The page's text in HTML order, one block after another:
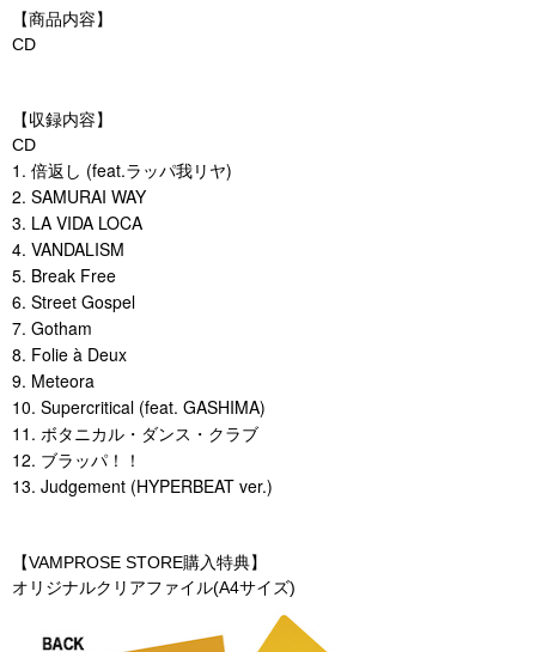
【商品内容】
CD
【収録内容】
CD
1. 倍返し (feat.ラッパ我リヤ)
2. SAMURAI WAY
3. LA VIDA LOCA
4. VANDALISM
5. Break Free
6. Street Gospel
7. Gotham
8. Folie à Deux
9. Meteora
10. Supercritical (feat. GASHIMA)
11. ボタニカル・ダンス・クラブ
12. ブラッパ！！
13. Judgement (HYPERBEAT ver.)
【VAMPROSE STORE購入特典】
オリジナルクリアファイル(A4サイズ)